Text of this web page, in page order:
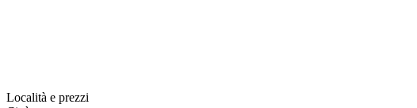
Località e prezzi